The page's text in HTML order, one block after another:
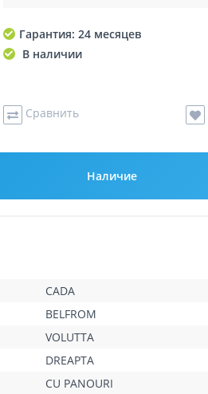
Гарантия: 24 месяцев
В наличии
Сравнить
Наличие
CADA
BELFROM
VOLUTTA
DREAPTA
CU PANOURI